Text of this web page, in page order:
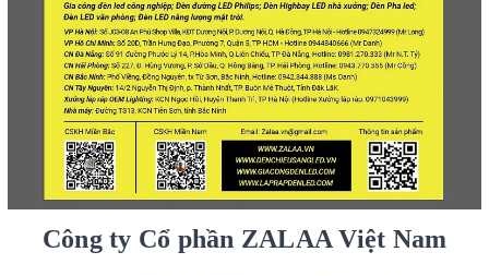
Công ty Cổ phần ZALAA Việt Nam